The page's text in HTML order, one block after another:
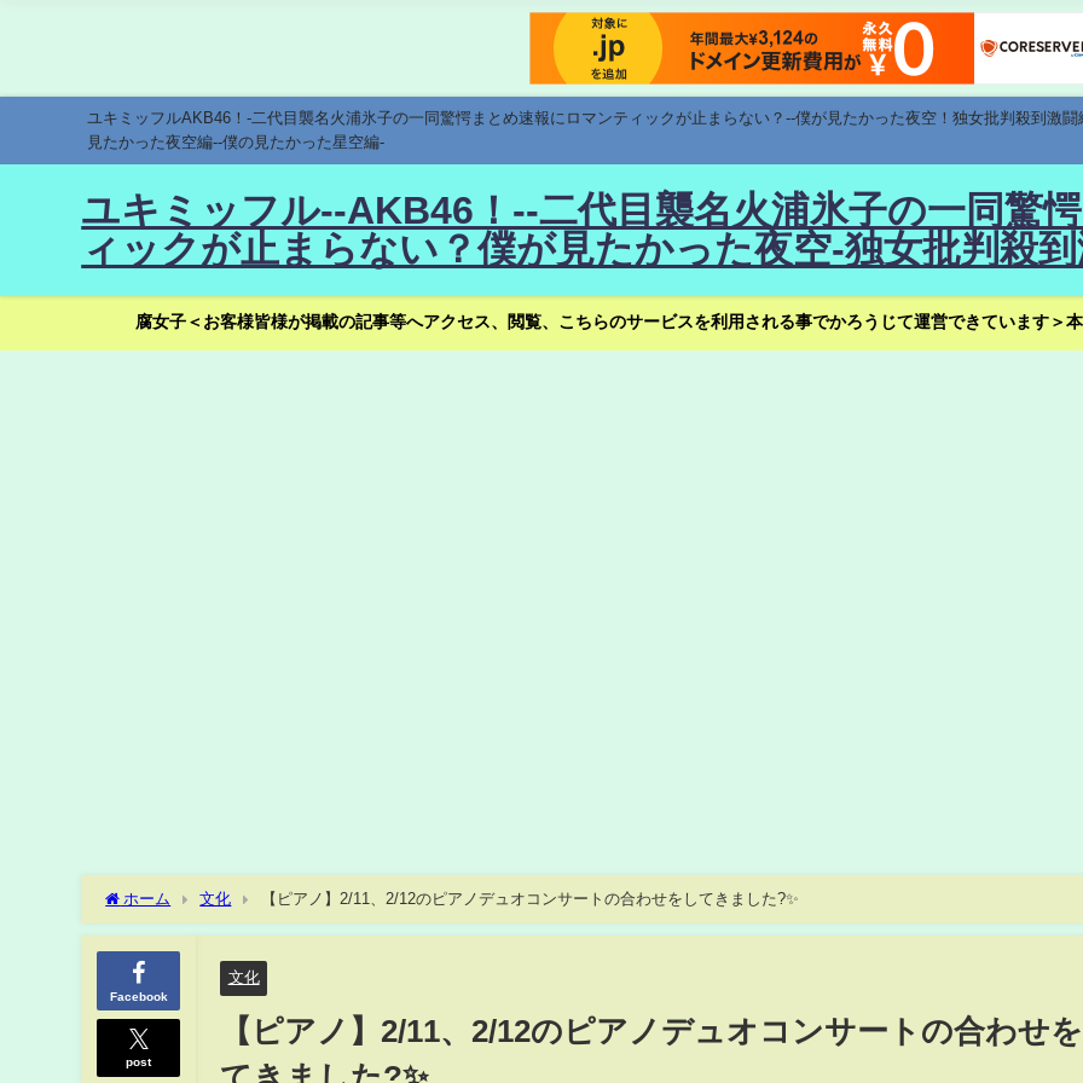
ユキミッフルAKB46！-二代目襲名火浦氷子の一同驚愕まとめ速報にロマンティックが止まらない？--僕が見たかった夜空！独女批判殺到激
見たかった夜空編--僕の見たかった星空編-
ユキミッフル--AKB46！--二代目襲名火浦氷子の一同驚
ィックが止まらない？僕が見たかった夜空-独女批判殺
腐女子＜お客様皆様が掲載の記事等へアクセス、閲覧、こちらのサービスを利用される事でかろうじて運営できています＞
ホーム 文化 【ピアノ】2/11、2/12のピアノデュオコンサートの合わせをしてきました?✨
Facebook
post
文化
【ピアノ】2/11、2/12のピアノデュオコンサートの合わせ